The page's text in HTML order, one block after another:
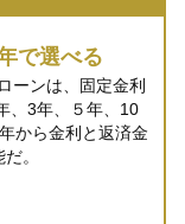
で選べる
ーンは、固定金利
、3年、５年、10
から金利と返済金
。